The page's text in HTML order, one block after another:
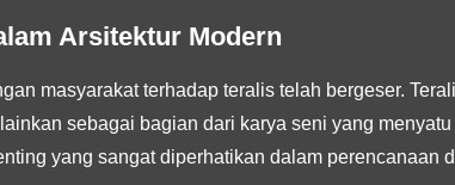
Arsitektur Modern
masyarakat terhadap teralis telah bergeser.
sebagai bagian dari karya seni yang
yang sangat diperhatikan dalam perencanaan